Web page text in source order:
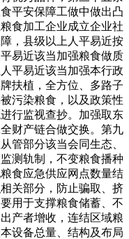
平安保障工做中做出凸
食加工企业成立企业社
，县级以上人平易近按
易近该当加强粮食做质
平易近该当加强本行政
扶植，全方位、多路子
污染粮食，以及政策性
行监视查抄。加强取东
财产链合做交换。第九
管部分该当会同生态、
测轨制，不变粮食播种
食应急供应网点数量结
关部分，防止骗取、挤
用于支撑粮食储蓄、不
产者增收，连结区域粮
设备总量、结构及布局